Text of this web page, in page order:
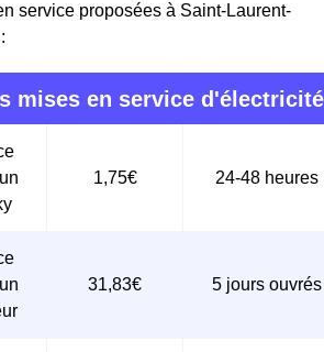
service proposées à Saint-Laurent-
mises en service d'électricité
1,75€ 24-48 heures
31,83€ 5 jours ouvrés